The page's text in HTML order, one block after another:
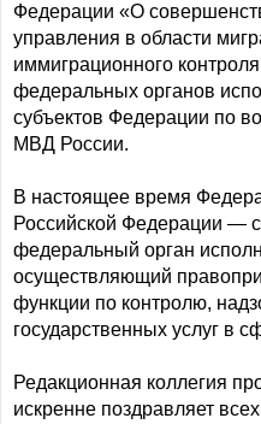
Федерации «О
управления в области
иммиграционного
федеральных органов
субъектов Федерации по
МВД России.
В настоящее время
Российской Федерации —
федеральный орган
осуществляющий
функции по контролю,
государственных услуг в
Редакционная коллегия
искренне поздравляет